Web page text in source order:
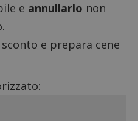
e annullarlo non
e prepara cene